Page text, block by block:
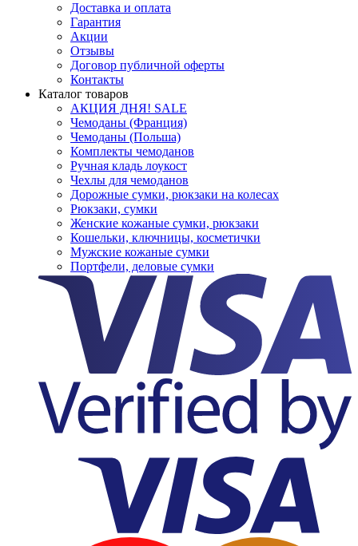
Доставка и оплата
Гарантия
Акции
Отзывы
Договор публичной оферты
Контакты
Каталог товаров
АКЦИЯ ДНЯ! SALE
Чемоданы (Франция)
Чемоданы (Польша)
Комплекты чемоданов
Ручная кладь лоукост
Чехлы для чемоданов
Дорожные сумки, рюкзаки на колесах
Рюкзаки, сумки
Женские кожаные сумки, рюкзаки
Кошельки, ключницы, косметички
Мужские кожаные сумки
Портфели, деловые сумки